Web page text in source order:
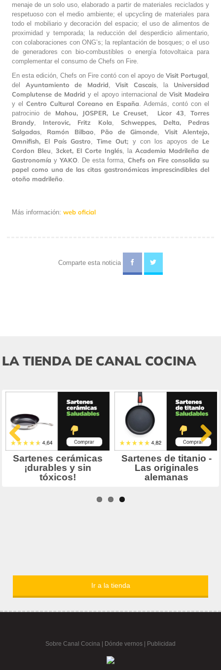
menaje de un solo uso, elaborado a partir de materiales reciclados y
respetuoso con el medio ambiente; el upcycling de materiales para
todo el mobiliario y decoración del espacio; el uso de alimentos de
proximidad y temporada; la reducción del desperdicio alimentario,
con colaboraciones con ONG’s; la replantación de bosques; o el uso
de generadores con bio-combustibles o energía fotovoltaica para
complementar el consumo de Chefs on Fire.
En esta edición, Chefs on Fire contó con el apoyo de Visit Portugal
del Ayuntamiento de Madrid ,Visit Cascais, la Universidad
Complutense de Madrid y el apoyo internacional de Visit Madeira
y el Centro Cultural Coreano en España . Además, contó con el
patrocinio de Mahou, JOSPER, Le Creuset Licor 43 ,Torres
Brandy
Interovic, Fritz Kola Schweppes, Delta,
Pedras
Salgadas
Ramón Bilbao Pão de Gimonde
Visit Alentejo,
Omnifish, El País Gastro ,Time Out; y con los apoyos de Le
Cordon Bleu
3cket, El Corte Inglés , la Academia Madrileña de
Gastronomía y YAKO . De esta forma, Chefs on Fire consolida su
papel como una de las citas gastronómicas imprescindibles del
otoño madrileño
Más información: web oficial
Comparte esta noticia
LA TIENDA DE CANAL COCINA
Ir a la tienda
Sobre Canal Cocina Dónde vernos | Publicidad